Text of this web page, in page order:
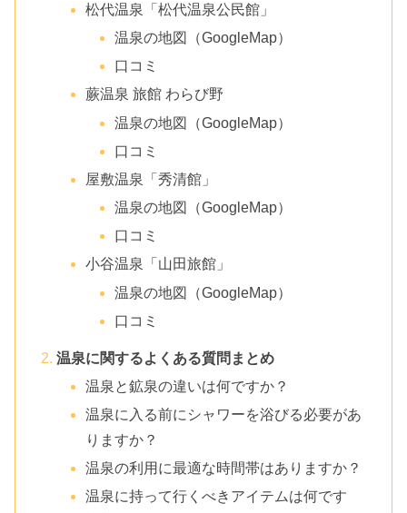
松代温泉「松代温泉公民館」
温泉の地図（GoogleMap）
口コミ
蕨温泉 旅館 わらび野
温泉の地図（GoogleMap）
口コミ
屋敷温泉「秀清館」
温泉の地図（GoogleMap）
口コミ
小谷温泉「山田旅館」
温泉の地図（GoogleMap）
口コミ
温泉に関するよくある質問まとめ
温泉と鉱泉の違いは何ですか？
温泉に入る前にシャワーを浴びる必要があ
りますか？
温泉の利用に最適な時間帯はありますか？
温泉に持って行くべきアイテムは何です